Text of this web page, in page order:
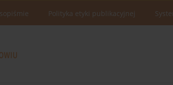
Polityka etyki publikacyjnej